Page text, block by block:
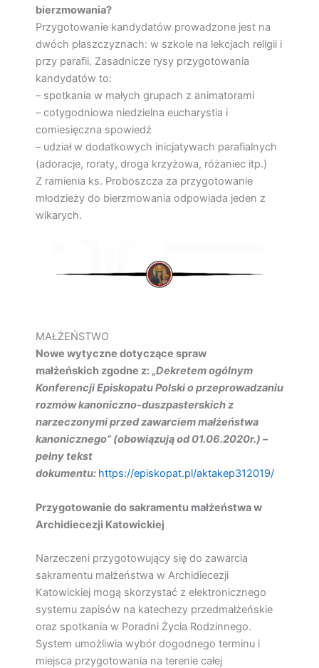
bierzmowania?
Przygotowanie kandydatów prowadzone jest na
dwóch płaszczyznach: w szkole na lekcjach religii i
przy parafii. Zasadnicze rysy przygotowania
kandydatów to:
– spotkania w małych grupach z animatorami
– cotygodniowa niedzielna eucharystia i
comiesięczna spowiedź
– udział w dodatkowych inicjatywach parafialnych
(adoracje, roraty, droga krzyżowa, różaniec itp.)
Z ramienia ks. Proboszcza za przygotowanie
młodzieży do bierzmowania odpowiada jeden z
wikarych.
MAŁŻEŃSTWO
Nowe wytyczne dotyczące spraw
małżeńskich zgodne z: „Dekretem ogólnym
Konferencji Episkopatu Polski o przeprowadzaniu
rozmów kanoniczno-duszpasterskich z
narzeczonymi przed zawarciem małżeństwa
kanonicznego”(obowiązują od 01.06.2020r.) –
pełny tekst
dokumentu: https://episkopat.pl/aktakep312019/
Przygotowanie do sakramentu małżeństwa w
Archidiecezji Katowickiej
Narzeczeni przygotowujący się do zawarcia
sakramentu małżeństwa w Archidiecezji
Katowickiej mogą skorzystać z elektronicznego
systemu zapisów na katechezy przedmałżeńskie
oraz spotkania w Poradni Życia Rodzinnego.
System umożliwia wybór dogodnego terminu i
miejsca przygotowania na terenie całej